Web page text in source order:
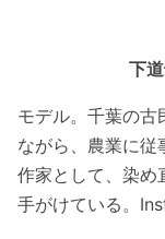
下
モデル。千葉の古
ながら、農業に
作家として、染め
手がけている。